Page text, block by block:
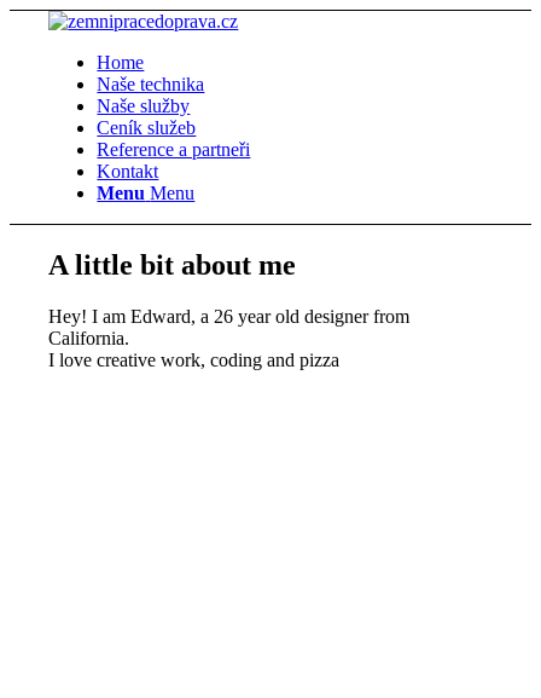
Home
Naše technika
Naše služby
Ceník služeb
Reference a partneři
Kontakt
Menu Menu
A little bit about me
Hey! I am Edward, a 26 year old designer from
California.
I love creative work, coding and pizza